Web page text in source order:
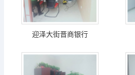
迎泽大街晋商银行